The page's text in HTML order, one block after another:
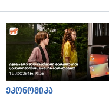
ეკონომიკა